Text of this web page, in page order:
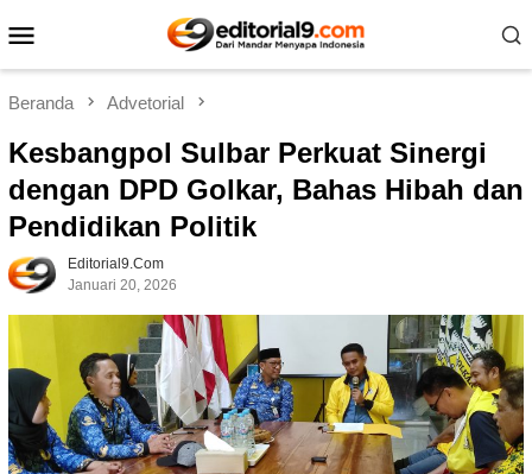
ke
Mobile
Beranda Advetorial
Kesbangpol Sulbar Perkuat Sinergi
dengan DPD Golkar, Bahas Hibah dan
Pendidikan Politik
Editorial9.com
Januari 20, 2026